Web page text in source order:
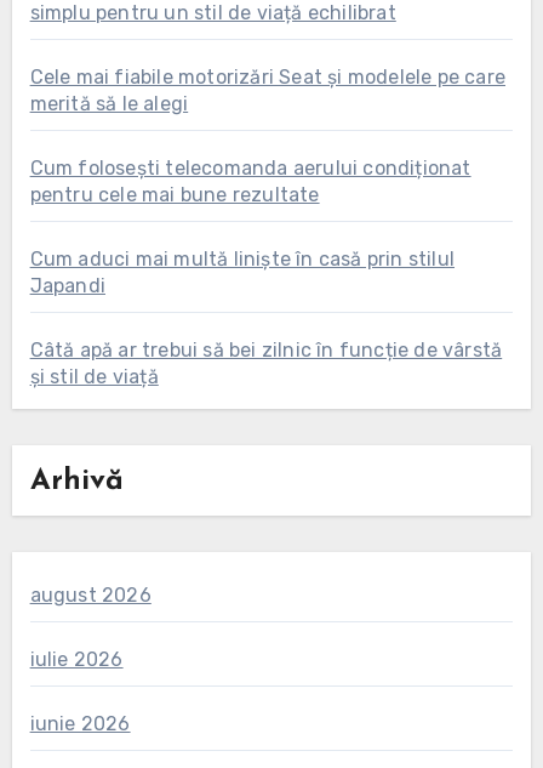
simplu pentru un stil de viață echilibrat
Cele mai fiabile motorizări Seat și modelele pe care
merită să le alegi
Cum folosești telecomanda aerului condiționat
pentru cele mai bune rezultate
Cum aduci mai multă liniște în casă prin stilul
Japandi
Câtă apă ar trebui să bei zilnic în funcție de vârstă
și stil de viață
Arhivă
august 2026
iulie 2026
iunie 2026